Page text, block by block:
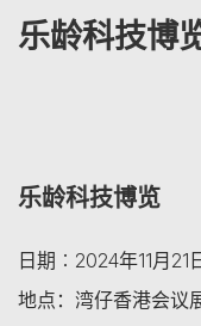
乐龄科技博
乐龄科技博览
日期︰2024年11月21
地点：湾仔香港会议